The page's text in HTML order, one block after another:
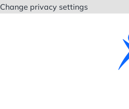
Change privacy settings